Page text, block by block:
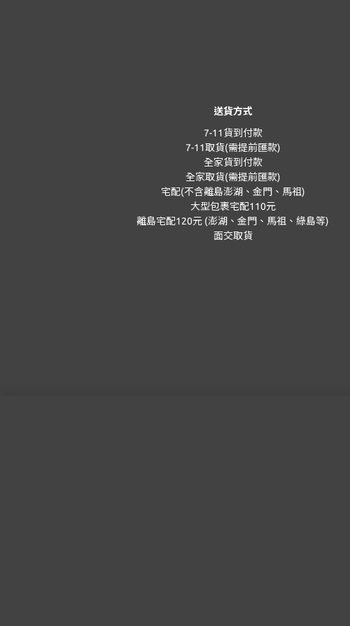
送貨方式
7-11貨到付款
7-11取貨(需提前匯款)
全家貨到付款
全家取貨(需提前匯款)
宅配(不含離島澎湖、金門、馬祖)
大型包裹宅配110元
離島宅配120元 (澎湖、金門、馬祖、綠島等)
面交取貨